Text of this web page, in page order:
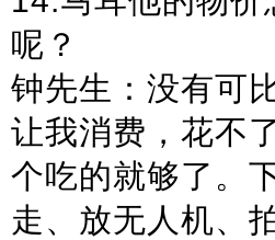
呢？
钟先生：没有可
让我消费，花不
个吃的就够了。
走、放无人机、